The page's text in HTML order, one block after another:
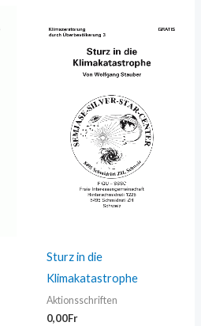
Sturz in die
Klimakatastrophe
Aktionsschriften
0,00Fr